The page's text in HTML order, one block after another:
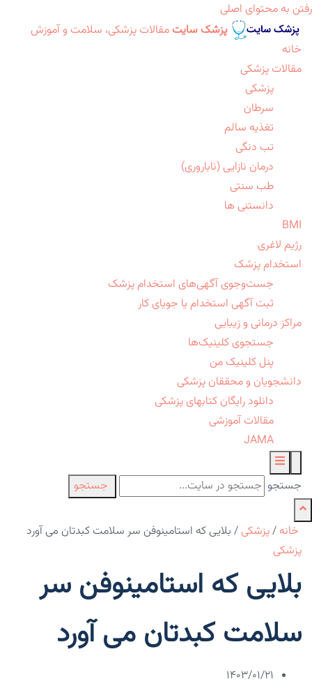
رفتن به محتوای اصلی
پزشک سایت مقالات پزشکی، سلامت و آموزش
خانه
مقالات پزشکی
پزشکی
سرطان
تغذیه سالم
تب دنگی
درمان نازایی (ناباروری)
طب سنتی
دانستنی ها
BMI
رژیم لاغری
استخدام پزشک
جست‌وجوی آگهی‌های استخدام پزشک
ثبت آگهی استخدام یا جویای کار
مراکز درمانی و زیبایی
جستجوی کلینیک‌ها
پنل کلینیک من
دانشجویان و محققان پزشکی
دانلود رایگان کتابهای پزشکی
مقالات آموزشی
JAMA
جستجو جستجو
خانه /پزشکی / بلایی که استامینوفن سر سلامت کبدتان می آورد
پزشکی
بلایی که استامینوفن سر
سلامت کبدتان می آورد
۱۴۰۳/۰۱/۲۱